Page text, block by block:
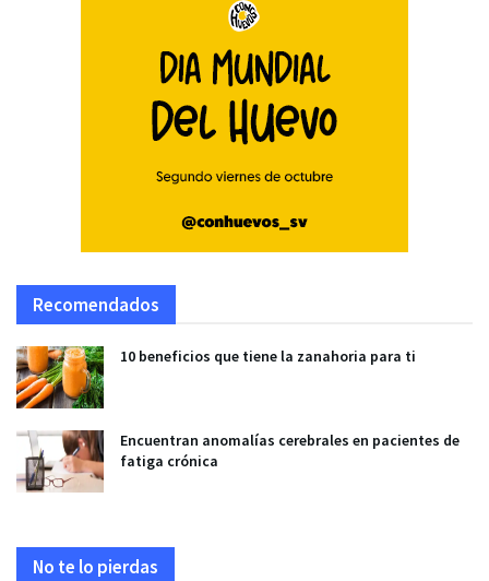
Recomendados
10 beneficios que tiene la zanahoria para ti
Encuentran anomalías cerebrales en pacientes de
fatiga crónica
No te lo pierdas